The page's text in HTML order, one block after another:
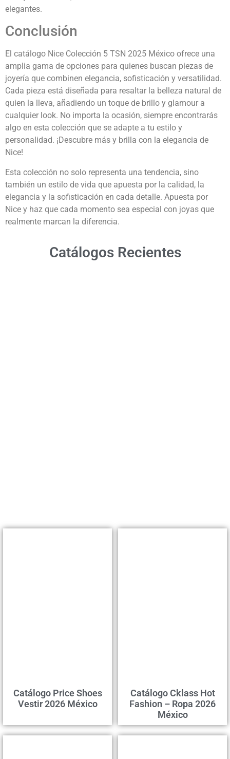
elegantes.
Conclusión
El catálogo Nice Colección 5 TSN 2025 México ofrece una
amplia gama de opciones para quienes buscan piezas de
joyería que combinen elegancia, sofisticación y versatilidad.
Cada pieza está diseñada para resaltar la belleza natural de
quien la lleva, añadiendo un toque de brillo y glamour a
cualquier look. No importa la ocasión, siempre encontrarás
algo en esta colección que se adapte a tu estilo y
personalidad. ¡Descubre más y brilla con la elegancia de
Nice!
Esta colección no solo representa una tendencia, sino
también un estilo de vida que apuesta por la calidad, la
elegancia y la sofisticación en cada detalle. Apuesta por
Nice y haz que cada momento sea especial con joyas que
realmente marcan la diferencia.
Catálogos Recientes
Catálogo Price Shoes
Vestir 2026 México
Catálogo Cklass Hot
Fashion – Ropa 2026
México